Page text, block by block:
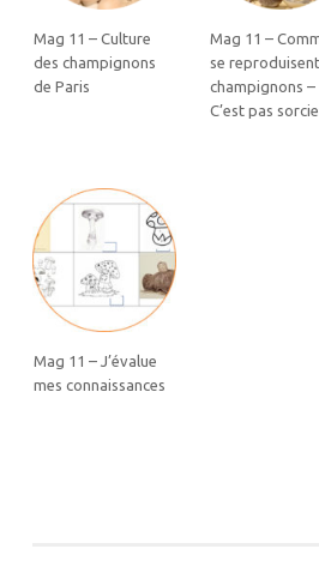
Mag 11 – Culture
des champignons
de Paris
Mag 11 –
se
champignons –
C’est pas
Mag 11 – J’évalue
mes connaissances